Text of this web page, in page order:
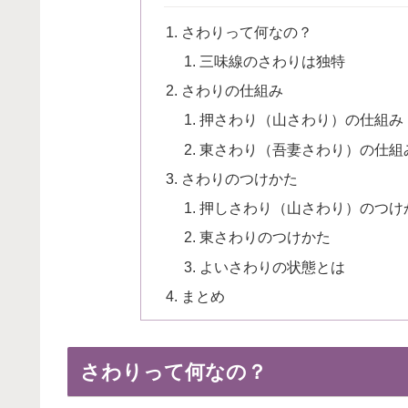
さわりって何なの？
三味線のさわりは独特
さわりの仕組み
押さわり（山さわり）の仕組み
東さわり（吾妻さわり）の仕組
さわりのつけかた
押しさわり（山さわり）のつけ
東さわりのつけかた
よいさわりの状態とは
まとめ
さわりって何なの？